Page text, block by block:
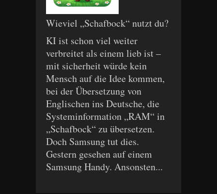
Wieviel „Schafbock“ nutzt du?
KI ist schon viel weiter
verbreitet als einem lieb ist –
mit sicherheit würde kein
Mensch auf die Idee kommen,
bei der Übersetzung von
Englischen ins Deutsche, die
Systeminformation „RAM“ in
„Schafbock“ zu übersetzen.
Doch Samsung tut dies.
Gestern gesehen auf einem
Samsung Handy. Ansonsten...